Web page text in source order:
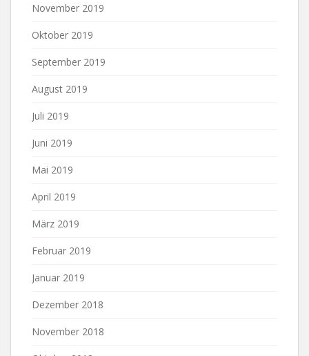
November 2019
Oktober 2019
September 2019
August 2019
Juli 2019
Juni 2019
Mai 2019
April 2019
März 2019
Februar 2019
Januar 2019
Dezember 2018
November 2018